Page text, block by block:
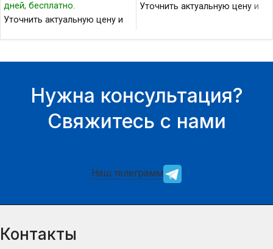
дней, бесплатно.
Уточнить актуальную цену и
Уточнить актуальную цену и
Нужна консультация?
Свяжитесь с нами
Наш телеграмм
Контакты